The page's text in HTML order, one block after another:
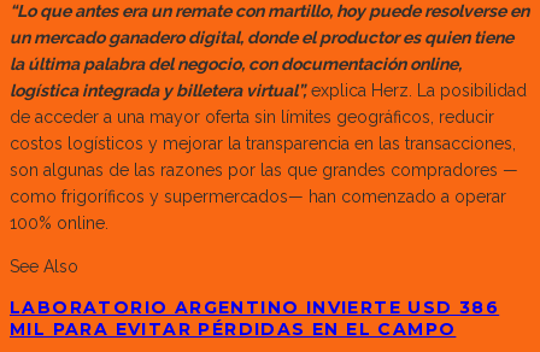
“Lo que antes era un remate con martillo, hoy puede resolverse en
un mercado ganadero digital, donde el productor es quien tiene
la última palabra del negocio, con documentación online,
logística integrada y billetera virtual”,explica Herz. La posibilidad
de acceder a una mayor oferta sin límites geográficos, reducir
costos logísticos y mejorar la transparencia en las transacciones,
son algunas de las razones por las que grandes compradores —
como frigoríficos y supermercados— han comenzado a operar
100% online.
See Also
LABORATORIO ARGENTINO INVIERTE USD 386
MIL PARA EVITAR PÉRDIDAS EN EL CAMPO